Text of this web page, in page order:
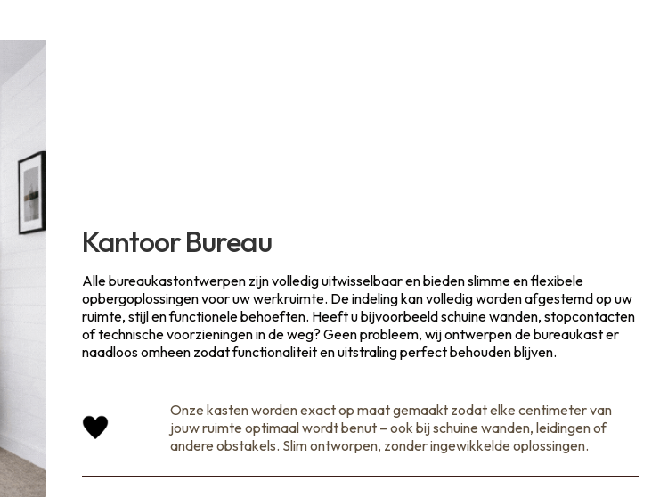
Kantoor Bureau
Alle bureaukastontwerpen zijn volledig uitwisselbaar en bieden slimme en flexibele
opbergoplossingen voor uw werkruimte. De indeling kan volledig worden afgestemd op uw
ruimte, stijl en functionele behoeften. Heeft u bijvoorbeeld schuine wanden, stopcontacten
of technische voorzieningen in de weg? Geen probleem, wij ontwerpen de bureaukast er
naadloos omheen zodat functionaliteit en uitstraling perfect behouden blijven.
Onze kasten worden exact op maat gemaakt zodat elke centimeter van
jouw ruimte optimaal wordt benut – ook bij schuine wanden, leidingen of
andere obstakels. Slim ontworpen, zonder ingewikkelde oplossingen.